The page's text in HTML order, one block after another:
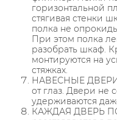
горизонтальной
стягивая стенки
полка не
При этом полка
разобрать шкаф.
монтируются на
стяжках.
НАВЕСНЫЕ ДВЕРИ.
от глаз. Двери не
удерживаются
КАЖДАЯ ДВЕРЬ